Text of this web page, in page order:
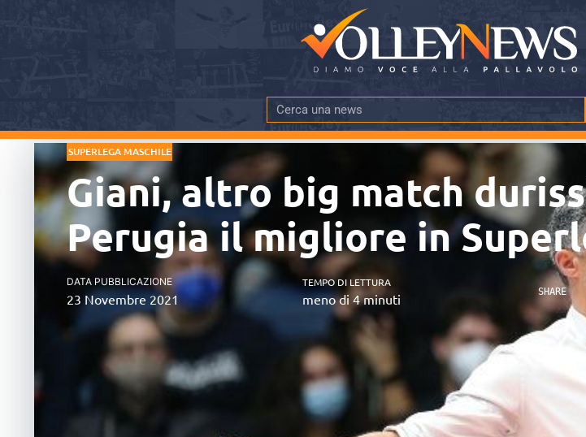
SUPERLEGA MASCHILE
Giani, altro big match
Perugia il migliore in
DATA PUBBLICAZIONE
23 Novembre 2021
TEMPO DI LETTURA
meno di 4 minuti SHARE